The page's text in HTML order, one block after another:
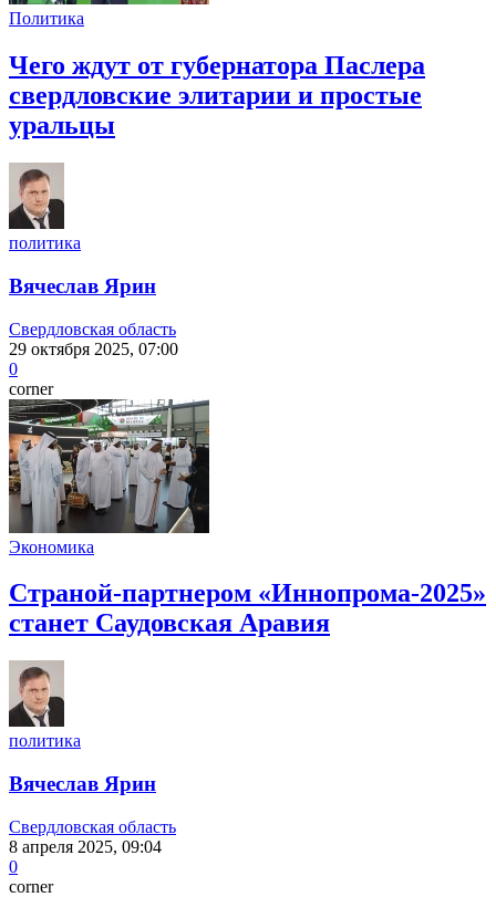
Политика
Чего ждут от губернатора Паслера
свердловские элитарии и простые
уральцы
политика
Вячеслав Ярин
Свердловская область
29 октября 2025, 07:00
0
corner
Экономика
Страной-партнером «Иннопрома-2025»
станет Саудовская Аравия
политика
Вячеслав Ярин
Свердловская область
8 апреля 2025, 09:04
0
corner